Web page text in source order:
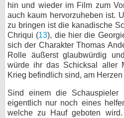
hin und wieder im Film zum
auch kaum hervorzuheben ist.
zu bringen ist die kanadische
Chriqui (13), die hier die
sich der Charakter Thomas
Rolle äußerst glaubwürdig
würde ihr das Schicksal aller
Krieg befindlich sind, am
Sind einem die Schauspieler
eigentlich nur noch eines
welche zu Hauf geboten